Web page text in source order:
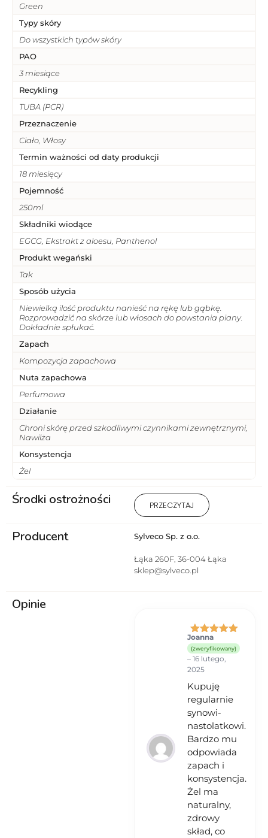
Green
Typy skóry
Do wszystkich typów skóry
PAO
3 miesiące
Recykling
TUBA (PCR)
Przeznaczenie
Ciało, Włosy
Termin ważności od daty produkcji
18 miesięcy
Pojemność
250ml
Składniki wiodące
EGCG, Ekstrakt z aloesu, Panthenol
Produkt wegański
Tak
Sposób użycia
Niewielką ilość produktu nanieść na rękę lub gąbkę.
Rozprowadzić na skórze lub włosach do powstania piany.
Dokładnie spłukać.
Zapach
Kompozycja zapachowa
Nuta zapachowa
Perfumowa
Działanie
Chroni skórę przed szkodliwymi czynnikami zewnętrznymi,
Nawilża
Konsystencja
Żel
Środki ostrożności
1) Produkt wyłącznie do użytku
zewnętrznego. 2 ) Stosować
sposobem użycia. 3) Unikać
stosować na uszkodzoną lub
podrażnioną skórę. 5) W
miejscu niedostępnym dla
dzieci. 7) Przeciwwskazania –
uczulenie na którykolwiek ze
składników produktu.
PRZECZYTAJ
Producent Sylveco Sp. z o.o.
Łąka 260F, 36-004 Łąka
sklep@sylveco.pl
Opinie
Oceniono
na 5
Joanna
(zweryfikowany)
– 16 lutego,
2025
Kupuję
regularnie
synowi-
nastolatkowi.
Bardzo mu
odpowiada
zapach i
konsystencja.
Żel ma
naturalny,
zdrowy
skład, co